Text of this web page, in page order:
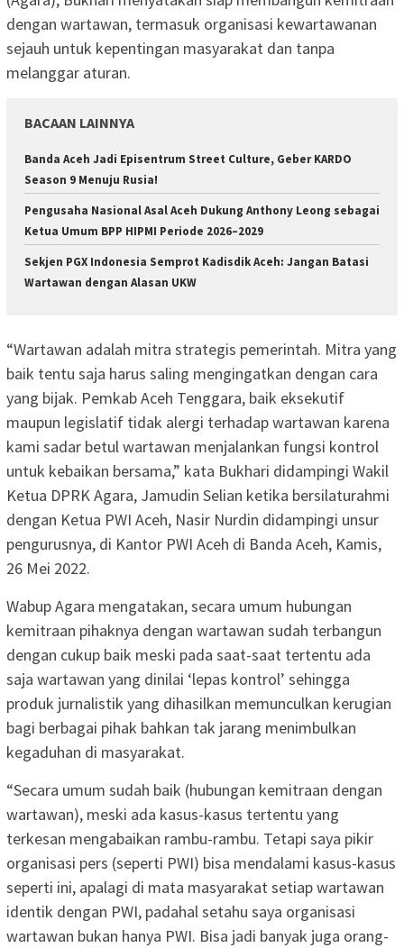
dengan wartawan, termasuk organisasi kewartawanan
sejauh untuk kepentingan masyarakat dan tanpa
melanggar aturan.
BACAAN LAINNYA
Banda Aceh Jadi Episentrum Street Culture, Geber KARDO
Season 9 Menuju Rusia!
Pengusaha Nasional Asal Aceh Dukung Anthony Leong sebagai
Ketua Umum BPP HIPMI Periode 2026–2029
Sekjen PGX Indonesia Semprot Kadisdik Aceh: Jangan Batasi
Wartawan dengan Alasan UKW
“Wartawan adalah mitra strategis pemerintah. Mitra yang
baik tentu saja harus saling mengingatkan dengan cara
yang bijak. Pemkab Aceh Tenggara, baik eksekutif
maupun legislatif tidak alergi terhadap wartawan karena
kami sadar betul wartawan menjalankan fungsi kontrol
untuk kebaikan bersama,” kata Bukhari didampingi Wakil
Ketua DPRK Agara, Jamudin Selian ketika bersilaturahmi
dengan Ketua PWI Aceh, Nasir Nurdin didampingi unsur
pengurusnya, di Kantor PWI Aceh di Banda Aceh, Kamis,
26 Mei 2022.
Wabup Agara mengatakan, secara umum hubungan
kemitraan pihaknya dengan wartawan sudah terbangun
dengan cukup baik meski pada saat-saat tertentu ada
saja wartawan yang dinilai ‘lepas kontrol’ sehingga
produk jurnalistik yang dihasilkan memunculkan kerugian
bagi berbagai pihak bahkan tak jarang menimbulkan
kegaduhan di masyarakat.
“Secara umum sudah baik (hubungan kemitraan dengan
wartawan), meski ada kasus-kasus tertentu yang
terkesan mengabaikan rambu-rambu. Tetapi saya pikir
organisasi pers (seperti PWI) bisa mendalami kasus-kasus
seperti ini, apalagi di mata masyarakat setiap wartawan
identik dengan PWI, padahal setahu saya organisasi
wartawan bukan hanya PWI. Bisa jadi banyak juga orang-